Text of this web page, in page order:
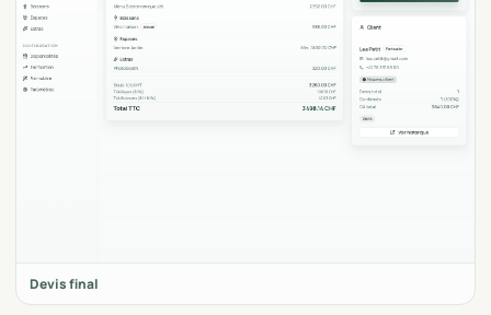
Devis final